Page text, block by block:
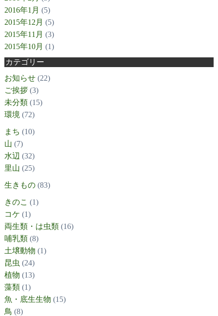
2016年1月 (5)
2015年12月 (5)
2015年11月 (3)
2015年10月 (1)
カテゴリー
お知らせ(22)
ご挨拶(3)
未分類(15)
環境 (72)
まち (10)
山 (7)
水辺 (32)
里山 (25)
生きもの(83)
きのこ (1)
コケ (1)
両生類・は虫類(16)
哺乳類(8)
土壌動物 (1)
昆虫 (24)
植物 (13)
藻類(1)
魚・底生生物 (15)
鳥 (8)